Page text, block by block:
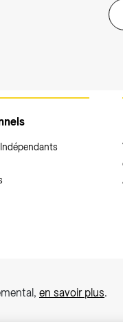
en savoir plus.